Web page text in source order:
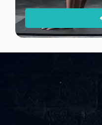
ללא
תשלום,
רבה.